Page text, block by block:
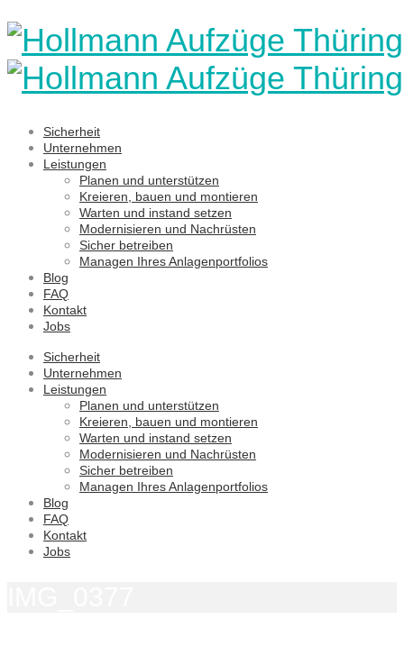
Sicherheit
Unternehmen
Leistungen
Planen und unterstützen
Kreieren, bauen und montieren
Warten und instand setzen
Modernisieren und Nachrüsten
Sicher betreiben
Managen Ihres Anlagenportfolios
Blog
FAQ
Kontakt
Jobs
Sicherheit
Unternehmen
Leistungen
Planen und unterstützen
Kreieren, bauen und montieren
Warten und instand setzen
Modernisieren und Nachrüsten
Sicher betreiben
Managen Ihres Anlagenportfolios
Blog
FAQ
Kontakt
Jobs